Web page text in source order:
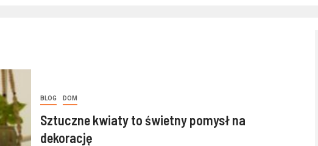
BLOG DOM
Sztuczne kwiaty to świetny pomysł na
dekorację